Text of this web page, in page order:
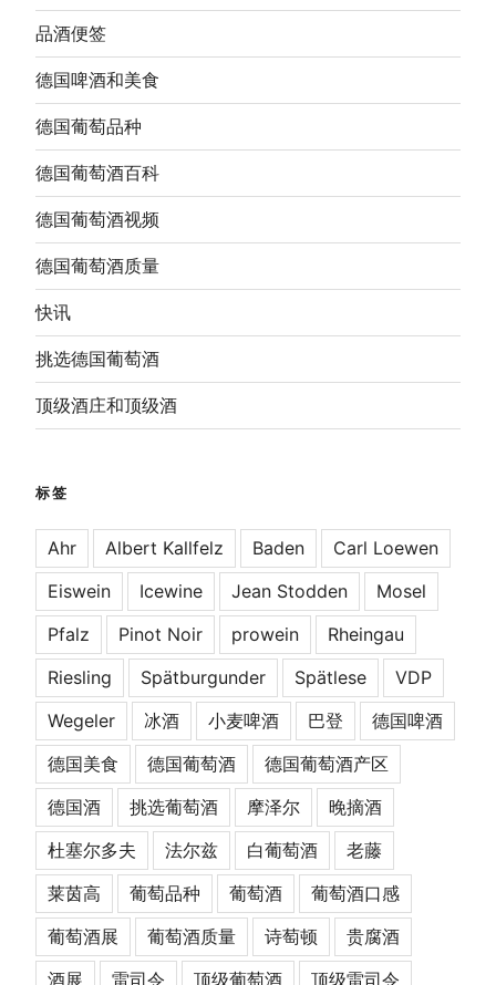
品酒便签
德国啤酒和美食
德国葡萄品种
德国葡萄酒百科
德国葡萄酒视频
德国葡萄酒质量
快讯
挑选德国葡萄酒
顶级酒庄和顶级酒
标签
Ahr Albert Kallfelz Baden
Carl Loewen
Eiswein
Icewine Jean Stodden
Mosel
Pfalz
Pinot Noir prowein
Rheingau
Riesling
Spätburgunder Spätlese
VDP
Wegeler
冰酒 小麦啤酒 巴登
德国啤酒
德国美食
德国葡萄酒
德国葡萄酒产区
德国酒
挑选葡萄酒 摩泽尔
晚摘酒
杜塞尔多夫
法尔兹 白葡萄酒
老藤
莱茵高
葡萄品种 葡萄酒
葡萄酒口感
葡萄酒展
葡萄酒质量 诗萄顿
贵腐酒
酒展
雷司令 顶级葡萄酒 顶级雷司令